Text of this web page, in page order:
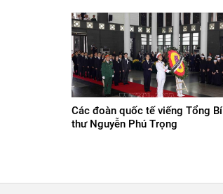
Các đoàn quốc tế viếng Tổng Bí
thư Nguyễn Phú Trọng